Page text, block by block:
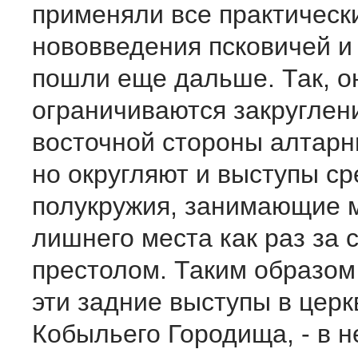
применяли все
нововведения псковичей
пошли еще дальше. Так,
ограничиваются
восточной стороны
но округляют и выступы
полукружия, занимающие
лишнего места как раз за
престолом. Таким
эти задние выступы в
Кобыльего Городища, - в